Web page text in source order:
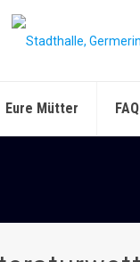
Eure Mütter FAQ